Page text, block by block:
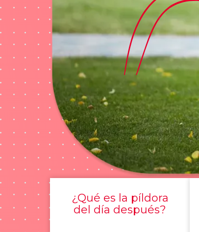
¿Qué es la píldora
del día después?